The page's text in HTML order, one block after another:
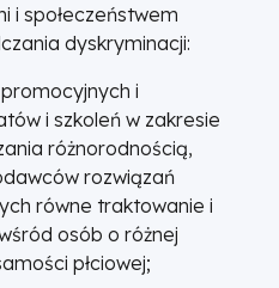
i społeczeństwem
dyskryminacji:
i
i szkoleń w zakresie
różnorodnością,
rozwiązań
równe traktowanie i
osób o różnej
płciowej;